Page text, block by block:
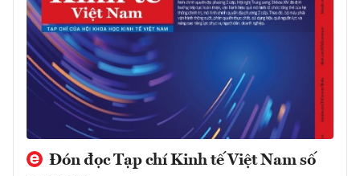
Đón đọc Tạp chí Kinh tế Việt Nam số